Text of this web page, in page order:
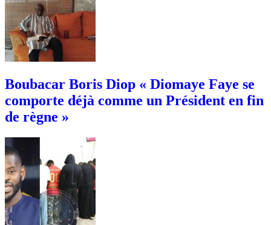
Boubacar Boris Diop « Diomaye Faye se
comporte déjà comme un Président en fin
de règne »